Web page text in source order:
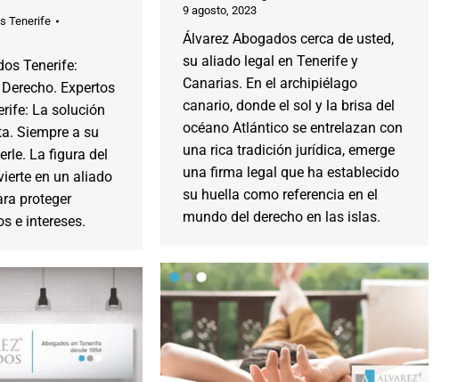
Tenerife
Tenerife:
Expertos
La solución
Siempre a su
La figura del
en un aliado
proteger
e intereses.
9 agosto, 2023
Álvarez Abogados cerca de usted,
su aliado legal en Tenerife y
Canarias. En el archipiélago
canario, donde el sol y la brisa del
océano Atlántico se entrelazan con
una rica tradición jurídica, emerge
una firma legal que ha establecido
su huella como referencia en el
mundo del derecho en las islas.